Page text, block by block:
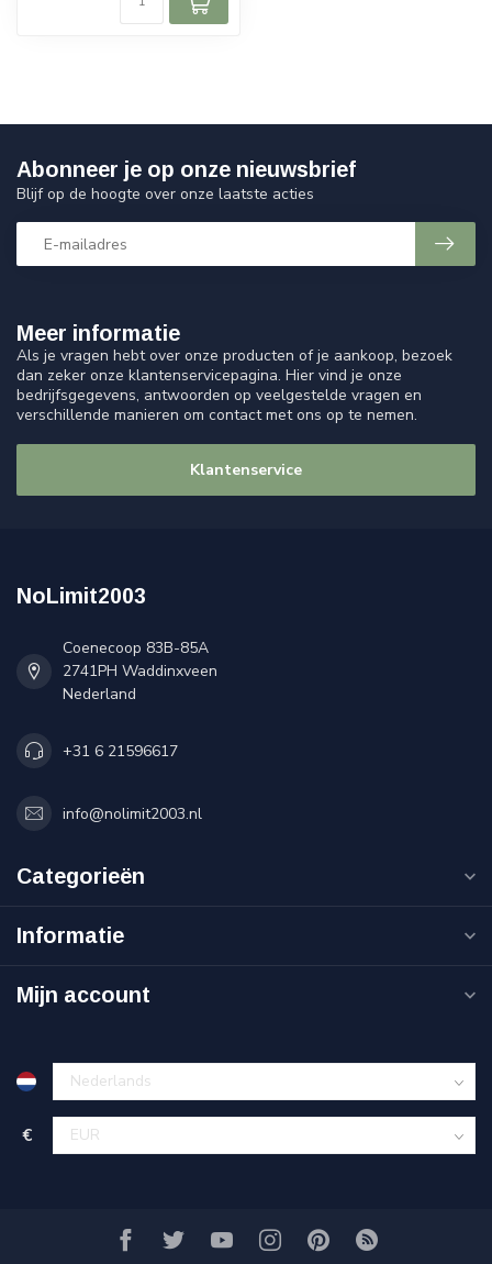
Meer informatie
Als je vragen hebt over onze producten of je aankoop, bezoek
dan zeker onze klantenservicepagina. Hier vind je onze
bedrijfsgegevens, antwoorden op veelgestelde vragen en
verschillende manieren om contact met ons op te nemen.
Klantenservice
Abonneer je op onze nieuwsbrief
Blijf op de hoogte over onze laatste acties
NoLimit2003
Coenecoop 83B-85A
2741PH Waddinxveen
Nederland
+31 6 21596617
info@nolimit2003.nl
Categorieën
Informatie
Mijn account
€